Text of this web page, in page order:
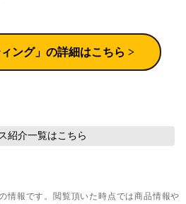
ング」の詳細はこちら >
紹介一覧はこちら
情報です。閲覧頂いた時点では商品情報や